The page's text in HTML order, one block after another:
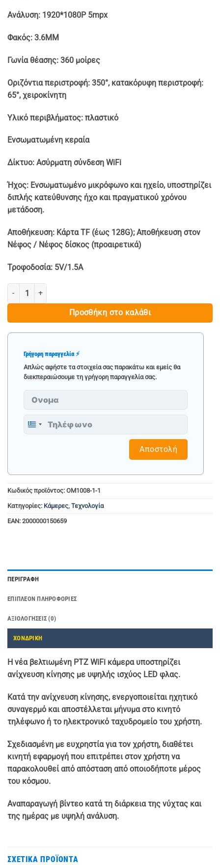
Ανάλυση: 1920*1080P 5mpx
Φακός: 3.6MM
Γωνία θέασης: 360 μοίρες
Οριζόντια περιστροφή: 350°, κατακόρυφη περιστροφή:
65°, χειροκίνητη
Υλικό περιβλήματος: πλαστικό
Ενσωματωμένη κεραία
Δίκτυο: Ασύρματη σύνδεση WiFi
Ήχος: Ενσωματωμένο μικρόφωνο και ηχείο, υποστηρίζει
διπλής κατεύθυνσης ήχο και πραγματικού χρόνου
μετάδοση.
Αποθήκευση: Κάρτα TF (έως 128G); Αποθήκευση στον
Νέφος / Νέφος δίσκος (προαιρετικά)
Τροφοδοσία: 5V/1.5A
3 ΤΕΜ. ΚΑΜΕΡΑ ΠΑΡΑΚΟΛΟΥΘΗΣΗΣ - 5MP ποσότητα
Προσθήκη στο καλάθι
Γρήγορη παραγγελία ⚡
Απλώς αφήστε τα στοιχεία σας παρακάτω και εμείς θα
διεκπεραιώσουμε τη γρήγορη παραγγελία σας.
Greece
Αποστολή
Κωδικός προϊόντος: OM1008-1-1
Κατηγορίες: Κάμερες, Τεχνολογία
EAN: 2000000150659
ΠΕΡΙΓΡΑΦΉ
ΕΠΙΠΛΈΟΝ ΠΛΗΡΟΦΟΡΊΕΣ
ΑΞΙΟΛΟΓΉΣΕΙΣ (0)
ΧΟΝΔΡΙΚΗ
Η νέα βελτιωμένη PTZ WiFi κάμερα υποστηρίζει
ανίχνευση κίνησης με υψηλής ισχύος LED φλας.
Κατά την ανίχνευση κίνησης, ενεργοποιείται ηχητικό
συναγερμό και αποστέλλεται μήνυμα στο κινητό
τηλέφωνο ή το ηλεκτρονικό ταχυδρομείο του χρήστη.
Σχεδιασμένη με ευχρηστία για τον χρήστη, διαθέτει
κινητή εφαρμογή που επιτρέπει στον χρήστη να
παρακολουθεί από απόσταση από οποιοδήποτε μέρος
του κόσμου.
Αναπαραγωγή βίντεο κατά τη διάρκεια της νύχτας και
της ημέρας με υψηλή ανάλυση.
ΣΧΕΤΙΚΆ ΠΡΟΪΌΝΤΑ